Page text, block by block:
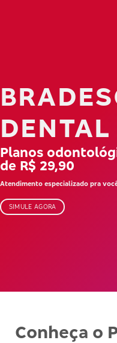
DENTAL
Planos
de R$ 29,90
Atendimento especializado pra
SIMULE AGORA
Conheça o